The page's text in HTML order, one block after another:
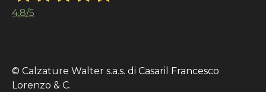
4,8/5
© Calzature Walter s.a.s. di Casaril Francesco
Lorenzo & C.